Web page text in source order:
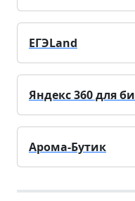
ЕГЭLand
Яндекс 360 для
Арома-Бутик